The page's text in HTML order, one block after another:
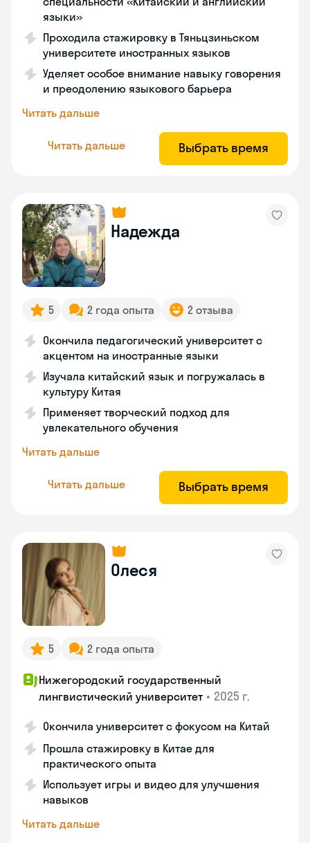
языки»
Проходила стажировку в Тяньцзиньском
университете иностранных языков
Уделяет особое внимание навыку говорения
и преодолению языкового барьера
Читать дальше
Читать дальше Выбрать время
Надежда
5 2 года опыта 2 отзыва
Окончила педагогический университет с
акцентом на иностранные языки
Изучала китайский язык и погружалась в
культуру Китая
Применяет творческий подход для
увлекательного обучения
Читать дальше
Читать дальше Выбрать время
Олеся
5 2 года опыта
Нижегородский государственный
лингвистический университет • 2025 г.
Окончила университет с фокусом на Китай
Прошла стажировку в Китае для
практического опыта
Использует игры и видео для улучшения
навыков
Читать дальше